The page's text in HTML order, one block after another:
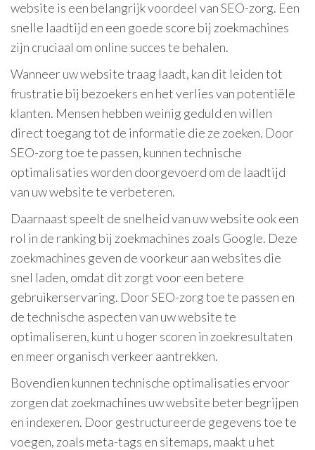
website is een belangrijk voordeel van SEO-zorg. Een
snelle laadtijd en een goede score bij zoekmachines
zijn cruciaal om online succes te behalen.
Wanneer uw website traag laadt, kan dit leiden tot
frustratie bij bezoekers en het verlies van potentiële
klanten. Mensen hebben weinig geduld en willen
direct toegang tot de informatie die ze zoeken. Door
SEO-zorg toe te passen, kunnen technische
optimalisaties worden doorgevoerd om de laadtijd
van uw website te verbeteren.
Daarnaast speelt de snelheid van uw website ook een
rol in de ranking bij zoekmachines zoals Google. Deze
zoekmachines geven de voorkeur aan websites die
snel laden, omdat dit zorgt voor een betere
gebruikerservaring. Door SEO-zorg toe te passen en
de technische aspecten van uw website te
optimaliseren, kunt u hoger scoren in zoekresultaten
en meer organisch verkeer aantrekken.
Bovendien kunnen technische optimalisaties ervoor
zorgen dat zoekmachines uw website beter begrijpen
en indexeren. Door gestructureerde gegevens toe te
voegen, zoals meta-tags en sitemaps, maakt u het